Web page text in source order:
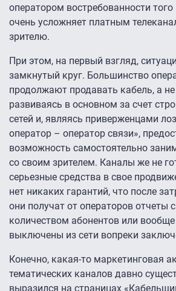
оператором востребованности
очень усложняет платным
зрителю.
При этом, на первый взгляд,
замкнутый круг. Большинство
продолжают продавать кабель, а не
развиваясь в основном за счет
сетей и, являясь приверженцами
оператор – оператор связи»,
возможность самостоятельно
со своим зрителем. Каналы же не
серьезные средства в свое
нет никаких гарантий, что после
они получат от операторов отчеты
количеством абонентов или вообще
выключены из сети вопреки
Конечно, какая-то маркетинговая
тематических каналов давно
выразился на страницах